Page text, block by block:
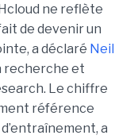
ne reflète
de devenir un
a déclaré Neil
recherche et
Le chiffre
référence
a